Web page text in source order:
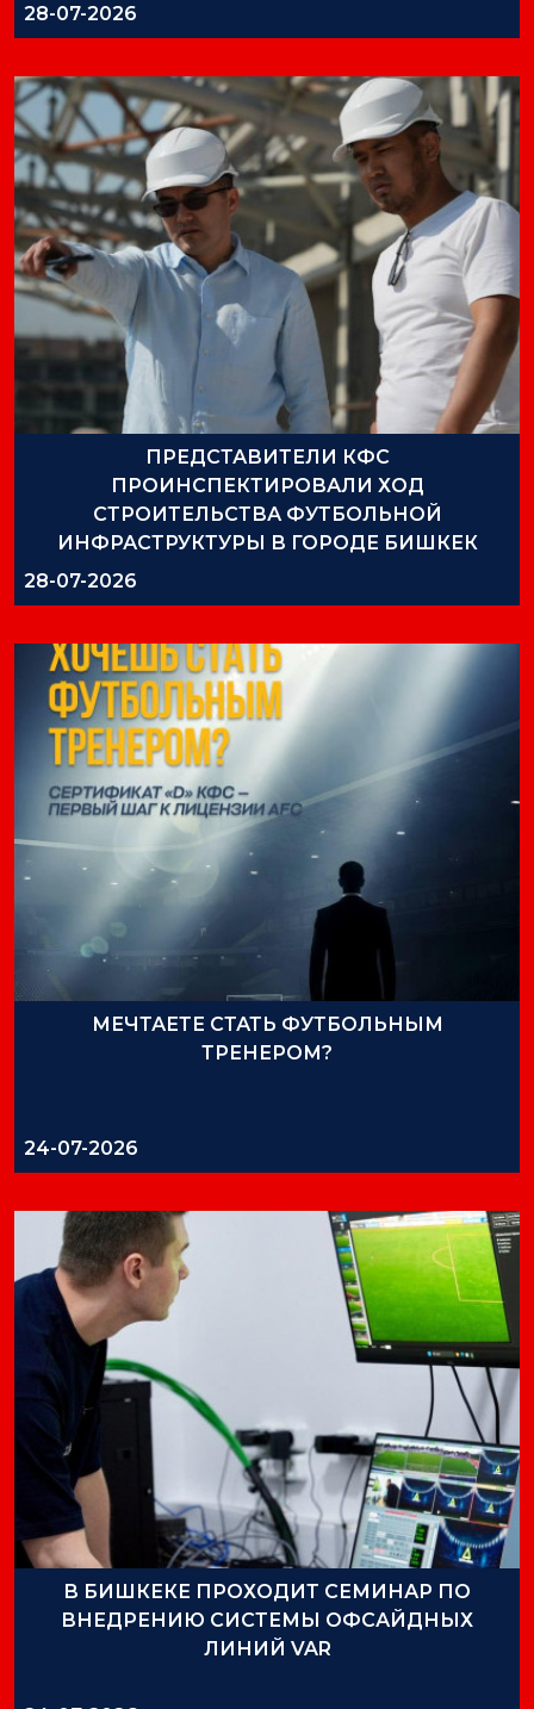
28-07-2026
ПРЕДСТАВИТЕЛИ КФС
ПРОИНСПЕКТИРОВАЛИ ХОД
СТРОИТЕЛЬСТВА ФУТБОЛЬНОЙ
ИНФРАСТРУКТУРЫ В ГОРОДЕ БИШКЕК
28-07-2026
МЕЧТАЕТЕ СТАТЬ ФУТБОЛЬНЫМ
ТРЕНЕРОМ?
24-07-2026
В БИШКЕКЕ ПРОХОДИТ СЕМИНАР ПО
ВНЕДРЕНИЮ СИСТЕМЫ ОФСАЙДНЫХ
ЛИНИЙ VAR